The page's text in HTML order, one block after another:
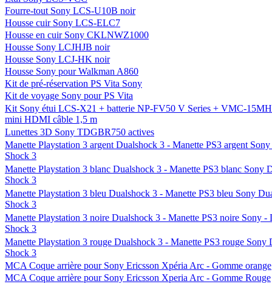
Fourre-tout Sony LCS-U10B noir
Housse cuir Sony LCS-ELC7
Housse en cuir Sony CKLNWZ1000
Housse Sony LCJHJB noir
Housse Sony LCJ-HK noir
Housse Sony pour Walkman A860
Kit de pré-réservation PS Vita Sony
Kit de voyage Sony pour PS Vita
Kit Sony étui LCS-X21 + batterie NP-FV50 V Series + VMC-
mini HDMI câble 1,5 m
Lunettes 3D Sony TDGBR750 actives
Manette Playstation 3 argent Dualshock 3 - Manette PS3 argent
Shock 3
Manette Playstation 3 blanc Dualshock 3 - Manette PS3 blanc Sony
Shock 3
Manette Playstation 3 bleu Dualshock 3 - Manette PS3 bleu Sony
Shock 3
Manette Playstation 3 noire Dualshock 3 - Manette PS3 noire Sony -
Shock 3
Manette Playstation 3 rouge Dualshock 3 - Manette PS3 rouge Sony
Shock 3
MCA Coque arrière pour Sony Ericsson Xpéria Arc - Gomme orange
MCA Coque arrière pour Sony Ericsson Xperia Arc - Gomme Rouge